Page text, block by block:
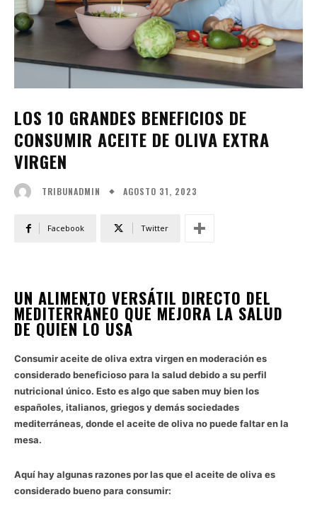
LOS 10 GRANDES BENEFICIOS DE
CONSUMIR ACEITE DE OLIVA EXTRA
VIRGEN
TRIBUNADMIN AGOSTO 31, 2023
Facebook Twitter
UN ALIMENTO VERSÁTIL DIRECTO DEL
MEDITERRÁNEO QUE MEJORA LA SALUD
DE QUIEN LO USA
Consumir aceite de oliva extra virgen en moderación es
considerado beneficioso para la salud debido a su perfil
nutricional único. Esto es algo que saben muy bien los
españoles, italianos, griegos y demás sociedades
mediterráneas, donde el aceite de oliva no puede faltar en la
mesa.
Aquí hay algunas razones por las que el aceite de oliva es
considerado bueno para consumir: